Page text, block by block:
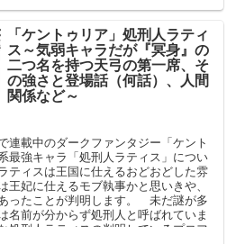
「ケントゥリア」処刑人ラティ
ス～気弱キャラだが『冥身』の
二つ名を持つ天弓の第一席、そ
の強さと登場話（何話）、人間
関係など～
連載中のダークファンタジー「ケント
最強キャラ「処刑人ラティス」につい
ィスは王国に仕えるおどおどした雰
妃に仕えるモブ執事かと思いきや、
ったことが判明します。 未だ謎が多
名前が分からず処刑人と呼ばれていま
刑人ラティスの判明しているプロフ